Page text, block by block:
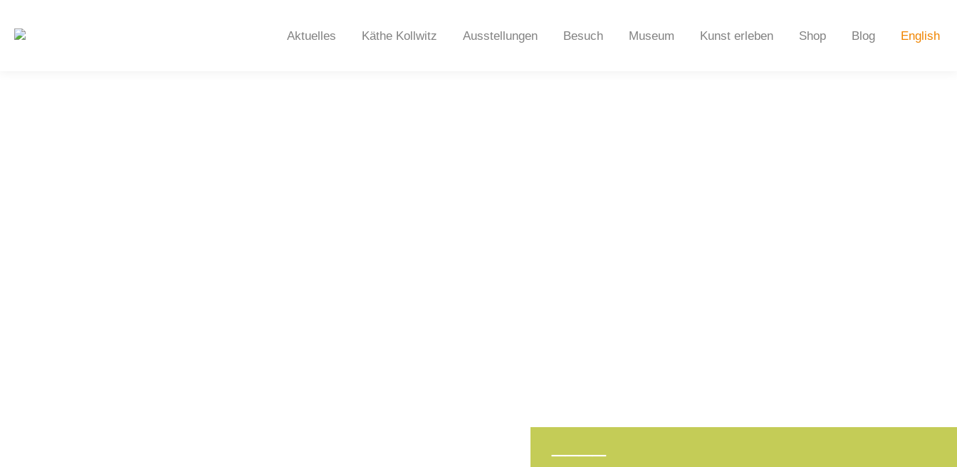
Aktuelles Käthe Kollwitz Ausstellungen Besuch Museum Kunst erleben Shop Blog English